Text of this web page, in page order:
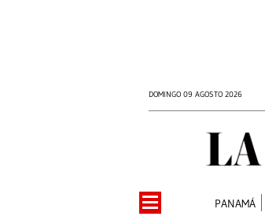
DOMINGO 09 AGOSTO 2026
PANAMÁ